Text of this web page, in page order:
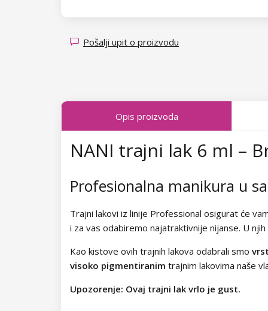
Kolekcija Pearl Glaze
Kolekcija Shiny Star
Kolekcija Wild West
Kolekcija Summer Daze
Kolekcija Easter Egg
Kolekcija Lovely Kiss
Pošalji upit o proizvodu
Opis proizvoda
NANI trajni lak 6 ml –
Profesionalna manikura u
Trajni lakovi iz linije Professional osigurat će
i za vas odabiremo najatraktivnije nijanse. U
Kao kistove ovih trajnih lakova odabrali smo
visoko pigmentiranim trajnim lakovima naše
Upozorenje: Ovaj trajni lak vrlo je gust.